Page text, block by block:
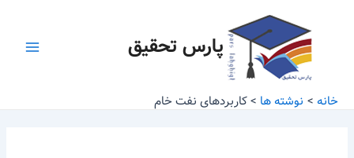
پارس تحقیق
خانه نوشته ها کاربردهای نفت خام